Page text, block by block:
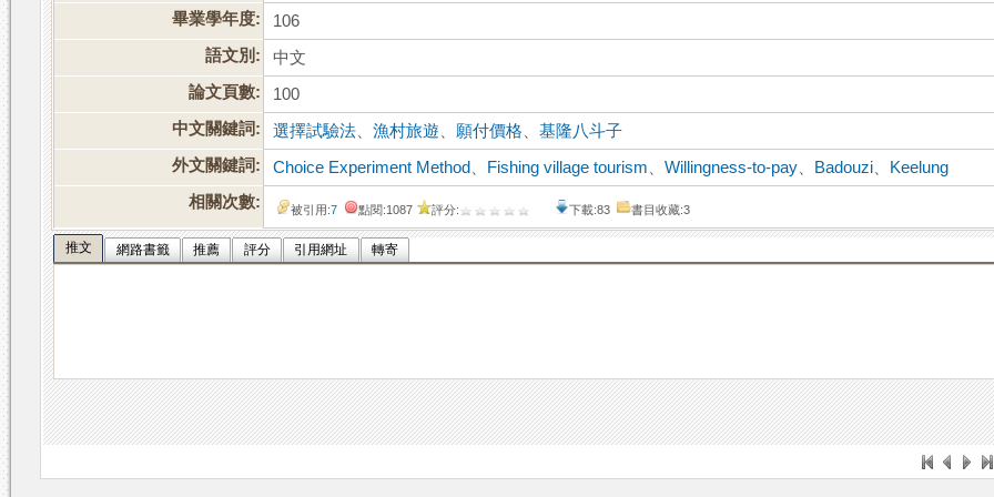
畢業學年度:
106
語文別:
中文
論文頁數:
100
中文關鍵詞:
選擇試驗法 、漁村旅遊 願付價格 、基隆八斗子
外文關鍵詞:
Choice Experiment Method Fishing village tourism 、Willingness-to-pay Badouzi
Keelung
相關次數:
被引用:7 點閱:1087 評分: 下載:83 書目收藏:3
推文 網路書籤 推薦 評分 引用網址 轉寄